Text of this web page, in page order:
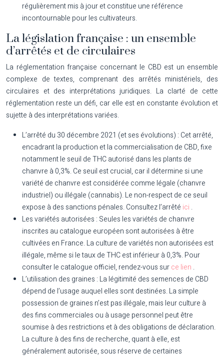
régulièrement mis à jour et constitue une référence
incontournable pour les cultivateurs.
La législation française : un ensemble
d’arrêtés et de circulaires
La réglementation française concernant le CBD est un ensemble
complexe de textes, comprenant des arrêtés ministériels, des
circulaires et des interprétations juridiques. La clarté de cette
réglementation reste un défi, car elle est en constante évolution et
sujette à des interprétations variées.
L’arrêté du 30 décembre 2021 (et ses évolutions) : Cet arrêté,
encadrant la production et la commercialisation de CBD, fixe
notamment le seuil de THC autorisé dans les plants de
chanvre à 0,3%. Ce seuil est crucial, car il détermine si une
variété de chanvre est considérée comme légale (chanvre
industriel) ou illégale (cannabis). Le non-respect de ce seuil
expose à des sanctions pénales. Consultez l’arrêté ici .
Les variétés autorisées : Seules les variétés de chanvre
inscrites au catalogue européen sont autorisées à être
cultivées en France. La culture de variétés non autorisées est
illégale, même si le taux de THC est inférieur à 0,3%. Pour
consulter le catalogue officiel, rendez-vous surce lien .
L’utilisation des graines : La légitimité des semences de CBD
dépend de l’usage auquel elles sont destinées. La simple
possession de graines n’est pas illégale, mais leur culture à
des fins commerciales ou à usage personnel peut être
soumise à des restrictions et à des obligations de déclaration.
La culture à des fins de recherche, quant à elle, est
généralement autorisée, sous réserve de certaines